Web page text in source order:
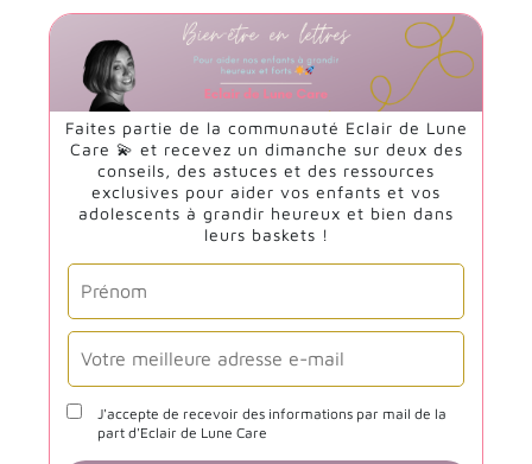
Faites partie de la communauté Eclair de Lune
Care 💫 et recevez un dimanche sur deux des
conseils, des astuces et des ressources
exclusives pour aider vos enfants et vos
adolescents à grandir heureux et bien dans
leurs baskets !
J'accepte de recevoir des informations par mail de la
part d'Eclair de Lune Care